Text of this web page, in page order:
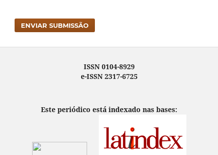
ENVIAR SUBMISSÃO
ISSN 0104-8929
e-ISSN 2317-6725
Este periódico está indexado nas bases: